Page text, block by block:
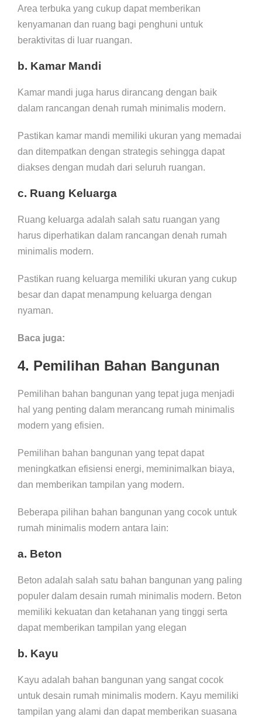
Area terbuka yang cukup dapat memberikan
kenyamanan dan ruang bagi penghuni untuk
beraktivitas di luar ruangan.
b. Kamar Mandi
Kamar mandi juga harus dirancang dengan baik
dalam rancangan denah rumah minimalis modern.
Pastikan kamar mandi memiliki ukuran yang memadai
dan ditempatkan dengan strategis sehingga dapat
diakses dengan mudah dari seluruh ruangan.
c. Ruang Keluarga
Ruang keluarga adalah salah satu ruangan yang
harus diperhatikan dalam rancangan denah rumah
minimalis modern.
Pastikan ruang keluarga memiliki ukuran yang cukup
besar dan dapat menampung keluarga dengan
nyaman.
Baca juga:
4. Pemilihan Bahan Bangunan
Pemilihan bahan bangunan yang tepat juga menjadi
hal yang penting dalam merancang rumah minimalis
modern yang efisien.
Pemilihan bahan bangunan yang tepat dapat
meningkatkan efisiensi energi, meminimalkan biaya,
dan memberikan tampilan yang modern.
Beberapa pilihan bahan bangunan yang cocok untuk
rumah minimalis modern antara lain:
a. Beton
Beton adalah salah satu bahan bangunan yang paling
populer dalam desain rumah minimalis modern. Beton
memiliki kekuatan dan ketahanan yang tinggi serta
dapat memberikan tampilan yang elegan
b. Kayu
Kayu adalah bahan bangunan yang sangat cocok
untuk desain rumah minimalis modern. Kayu memiliki
tampilan yang alami dan dapat memberikan suasana